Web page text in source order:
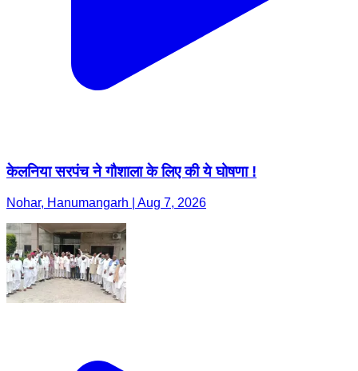
केलनिया सरपंच ने गौशाला के लिए की ये घोषणा !
Nohar, Hanumangarh | Aug 7, 2026